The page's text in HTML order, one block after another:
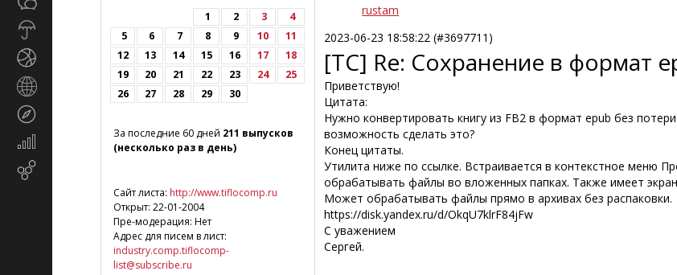
Экономика
маркетинг
1 2 3
4
5
6 7 8 9 10
11
12
13 14 15 16 17
18
19
20 21 22 23 24
25
26
27 28 29 30
За последние 60 дней 211 выпусков
(несколько раз в день)
Сайт листа: http://www.tiflocomp.ru
Открыт: 22-01-2004
Пре-модерация: Нет
Адрес для писем в лист:
industry.comp.tiflocomp-
list@subscribe.ru
rustam
2023-06-23 18:58:22 (#3697711)
[TC] Re: Сохранение в формат
Приветствую!
Цитата:
Нужно конвертировать книгу из FB2 в формат epub без
возможность сделать это?
Конец цитаты.
Утилита ниже по ссылке. Встраивается в контекстное меню
обрабатывать файлы во вложенных папках. Также имеет
Может обрабатывать файлы прямо в архивах без распаковки.
https://disk.yandex.ru/d/OkqU7klrF84jFw
С уважением
Сергей.